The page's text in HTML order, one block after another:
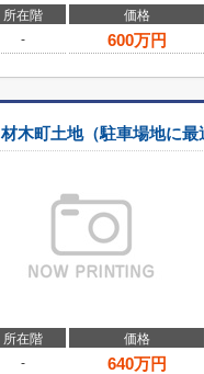
所在階 価格
-
600万円
材木町土地（駐車場地に最
所在階 価格
-
640万円